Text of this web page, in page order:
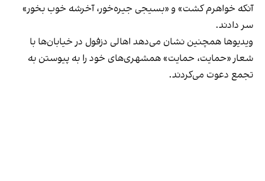
آنکه خواهرم کشت» و «بسیجی جیره‌خور، آخرشه خوب بخور»
سر دادند.
ویدیو‌ها همچنین نشان می‌دهد اهالی دزفول در خیابان‌ها با
شعار «حمایت، حمایت» همشهری‌های خود را به پیوستن به
تجمع دعوت می‌کردند.